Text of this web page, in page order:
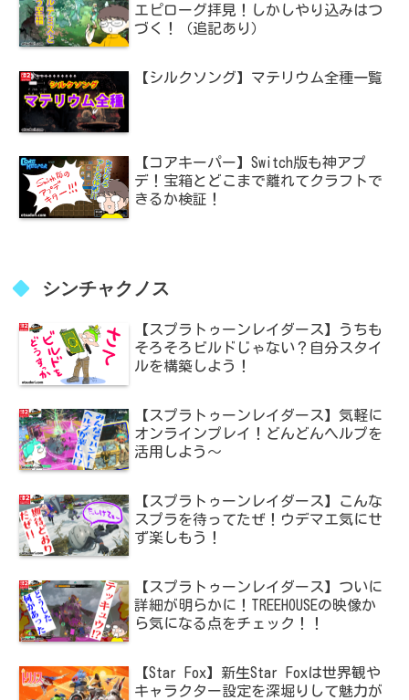
エピローグ拝見！しかしやり込みはつ
づく！（追記あり）
【シルクソング】マテリウム全種一覧
【コアキーパー】Switch版も神アプ
デ！宝箱とどこまで離れてクラフトで
きるか検証！
シンチャクノス
【スプラトゥーンレイダース】うちも
そろそろビルドじゃない？自分スタイ
ルを構築しよう！
【スプラトゥーンレイダース】気軽に
オンラインプレイ！どんどんヘルプを
活用しよう～
【スプラトゥーンレイダース】こんな
スプラを待ってたぜ！ウデマエ気にせ
ず楽しもう！
【スプラトゥーンレイダース】ついに
詳細が明らかに！TREEHOUSEの映像か
ら気になる点をチェック！！
【Star Fox】新生Star Foxは世界観や
キャラクター設定を深堀りして魅力が